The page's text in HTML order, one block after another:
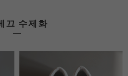
끄 수제화